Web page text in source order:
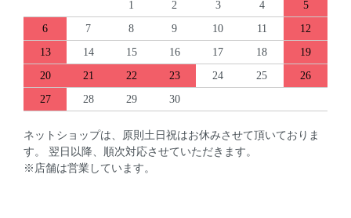
1
2 3 4
5
6
7 8 9 10 11
12
13
14 15 16 17 18
19
20
21 22 23 24 25
26
27
28 29 30
ネットショップは、原則土日祝はお休みさせて頂いておりま
す。 翌日以降、順次対応させていただきます。
※店舗は営業しています。